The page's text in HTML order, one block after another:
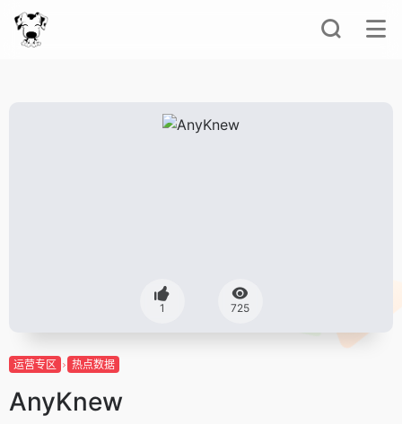
1 725
运营专区 热点数据
AnyKnew